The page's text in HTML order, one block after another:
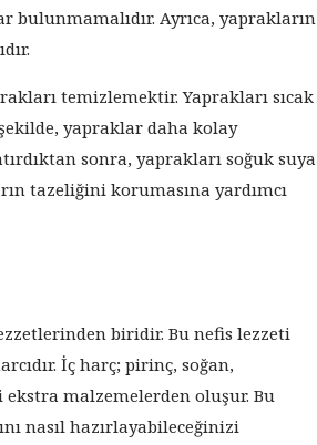
bulunmamalıdır. Ayrıca, yaprakların
temizlemektir. Yaprakları sıcak
yapraklar daha kolay
sonra, yaprakları soğuk suya
tazeliğini korumasına yardımcı
biridir. Bu nefis lezzeti
İç harç; pirinç, soğan,
malzemelerden oluşur. Bu
nasıl hazırlayabileceğinizi